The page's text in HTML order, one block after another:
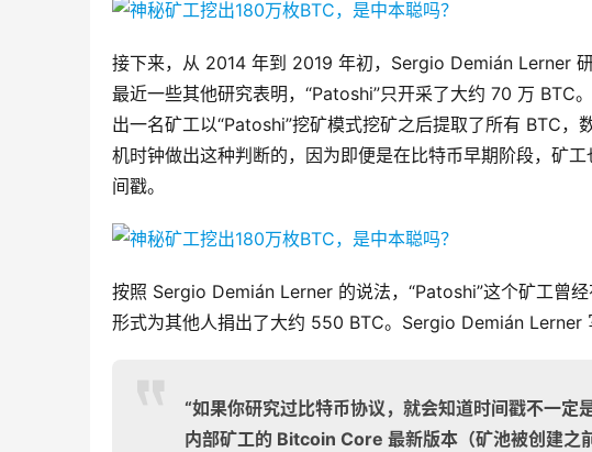
接下来，从 2014 年到 2019 年初，Sergio Demián Lerner
最近一些其他研究表明，“Patoshi”只开采了大约 70 万 BTC
出一名矿工以“Patoshi”挖矿模式挖矿之后提取了所有 BTC
机时钟做出这种判断的，因为即便是在比特币早期阶段，矿
间戳。
按照 Sergio Demián Lerner 的说法，“Patoshi”这个矿工曾
形式为其他人捐出了大约 550 BTC。Sergio Demián Lerner
“如果你研究过比特币协议，就会知道时间戳不一
内部矿工的 Bitcoin Core 最新版本（矿池被创建之